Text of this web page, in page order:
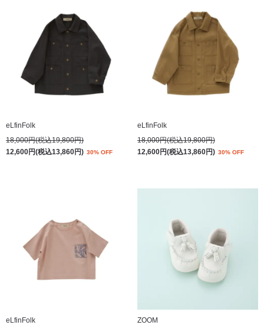
eLfinFolk
18,000円(税込19,800円)
12,600円(税込13,860円) 30% OFF
eLfinFolk
18,000円(税込19,800円)
12,600円(税込13,860円) 30% OFF
eLfinFolk
ZOOM